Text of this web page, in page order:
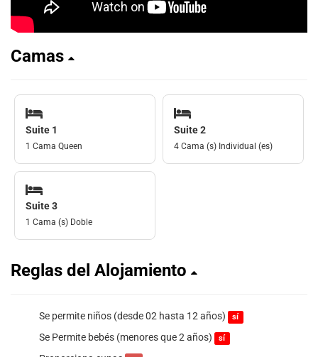
Camas
Suite 1
1 Cama Queen
Suite 2
4 Cama (s) Individual (es)
Suite 3
1 Cama (s) Doble
Reglas del Alojamiento
Se permite niños (desde 02 hasta 12 años) sí
Se Permite bebés (menores que 2 años) sí